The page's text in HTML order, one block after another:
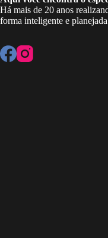
Viverra
Há mais de 20 anos
forma inteligente e